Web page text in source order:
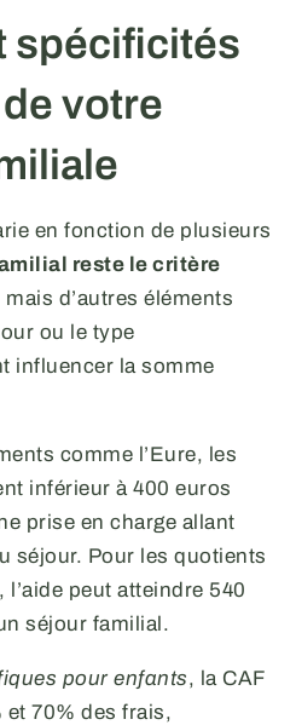
spécificités
votre
en fonction de plusieurs
reste le critère
mais d’autres éléments
ou le type
influencer la somme
comme l’Eure, les
inférieur à 400 euros
prise en charge allant
séjour. Pour les quotients
peut atteindre 540
séjour familial.
pour enfants, la CAF
70% des frais,